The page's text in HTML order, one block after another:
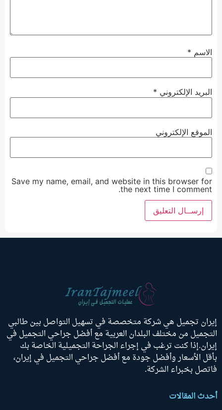
الاسم *
البريد الإلكتروني *
الموقع الإلكتروني
Save my name, email, and website in this browser for
the next time I comment.
إيران تجميل هي شركة متخصصة في تسهيل التواصل بين طالبي
التجميل من مختلف البلدان العربية مع أفضل جراحي التجميل في
إيران.إذا كنت ترغب في إجراء الجراحة التجميلية الخاصة بك
بأقل الأسعار وأفضل جودة مع أفضل جراحي التجميل في إيران،
فاتصل بخبراء الشركة.
أحدث المقالات